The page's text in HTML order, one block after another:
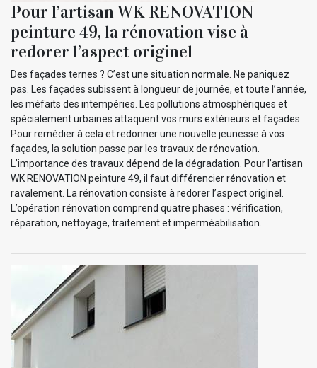
Pour l’artisan WK RENOVATION
peinture 49, la rénovation vise à
redorer l’aspect originel
Des façades ternes ? C’est une situation normale. Ne paniquez
pas. Les façades subissent à longueur de journée, et toute l’année,
les méfaits des intempéries. Les pollutions atmosphériques et
spécialement urbaines attaquent vos murs extérieurs et façades.
Pour remédier à cela et redonner une nouvelle jeunesse à vos
façades, la solution passe par les travaux de rénovation.
L’importance des travaux dépend de la dégradation. Pour l’artisan
WK RENOVATION peinture 49, il faut différencier rénovation et
ravalement. La rénovation consiste à redorer l’aspect originel.
L’opération rénovation comprend quatre phases : vérification,
réparation, nettoyage, traitement et imperméabilisation.